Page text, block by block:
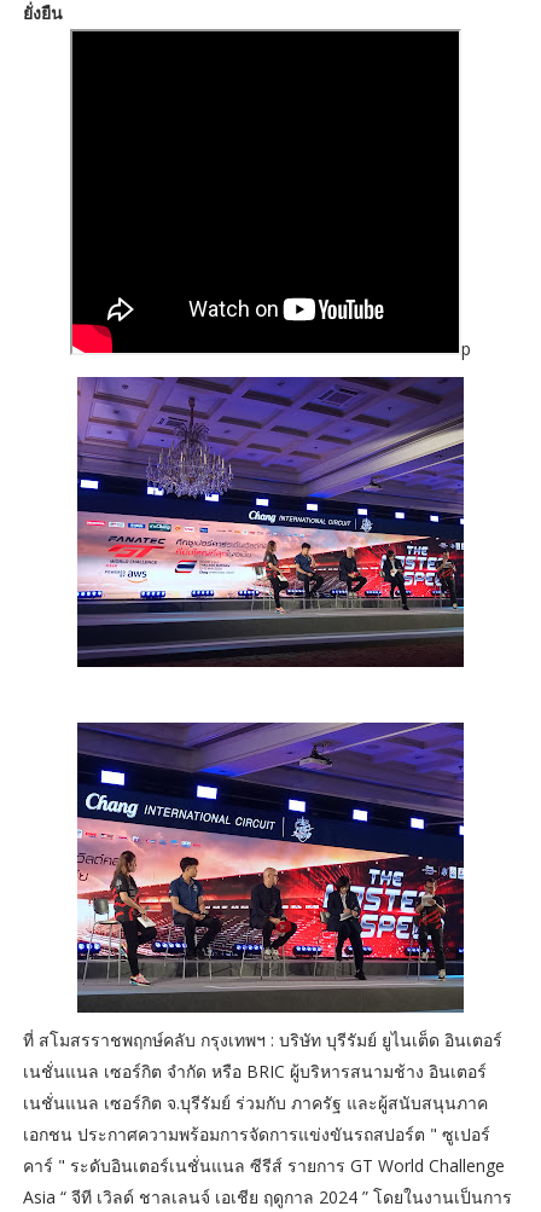
ยั่งยืน
p
ที่ สโมสรราชพฤกษ์คลับ กรุงเทพฯ : บริษัท บุรีรัมย์ ยูไนเต็ด อินเตอร์
เนชั่นแนล เซอร์กิต จำกัด หรือ BRIC ผู้บริหารสนามช้าง อินเตอร์
เนชั่นแนล เซอร์กิต จ.บุรีรัมย์ ร่วมกับ ภาครัฐ และผู้สนับสนุนภาค
เอกชน ประกาศความพร้อมการจัดการแข่งขันรถสปอร์ต " ซูเปอร์
คาร์ " ระดับอินเตอร์เนชั่นแนล ซีรีส์ รายการ GT World Challenge
Asia “ จีที เวิลด์ ชาลเลนจ์ เอเชีย ฤดูกาล 2024 ” โดยในงานเป็นการ